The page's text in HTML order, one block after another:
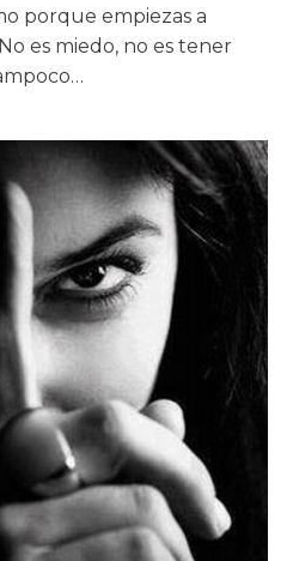
porque empiezas a
es miedo, no es tener